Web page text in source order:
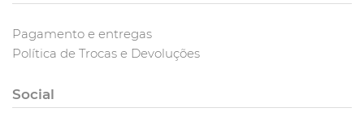
Pagamento e entregas
Política de Trocas e Devoluções
Social